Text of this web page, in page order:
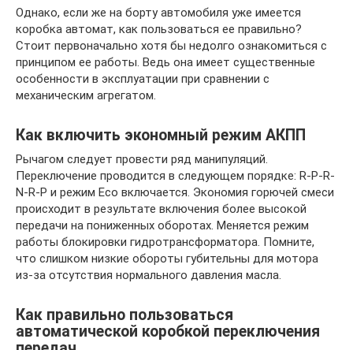
Однако, если же на борту автомобиля уже имеется
коробка автомат, как пользоваться ее правильно?
Стоит первоначально хотя бы недолго ознакомиться с
принципом ее работы. Ведь она имеет существенные
особенности в эксплуатации при сравнении с
механическим агрегатом.
Как включить экономный режим АКПП
Рычагом следует провести ряд манипуляций.
Переключение проводится в следующем порядке: R-P-R-
N-R-P и режим Eco включается. Экономия горючей смеси
происходит в результате включения более высокой
передачи на пониженных оборотах. Меняется режим
работы блокировки гидротрансформатора. Помните,
что слишком низкие обороты губительны для мотора
из-за отсутствия нормального давления масла.
Как правильно пользоваться
автоматической коробкой переключения